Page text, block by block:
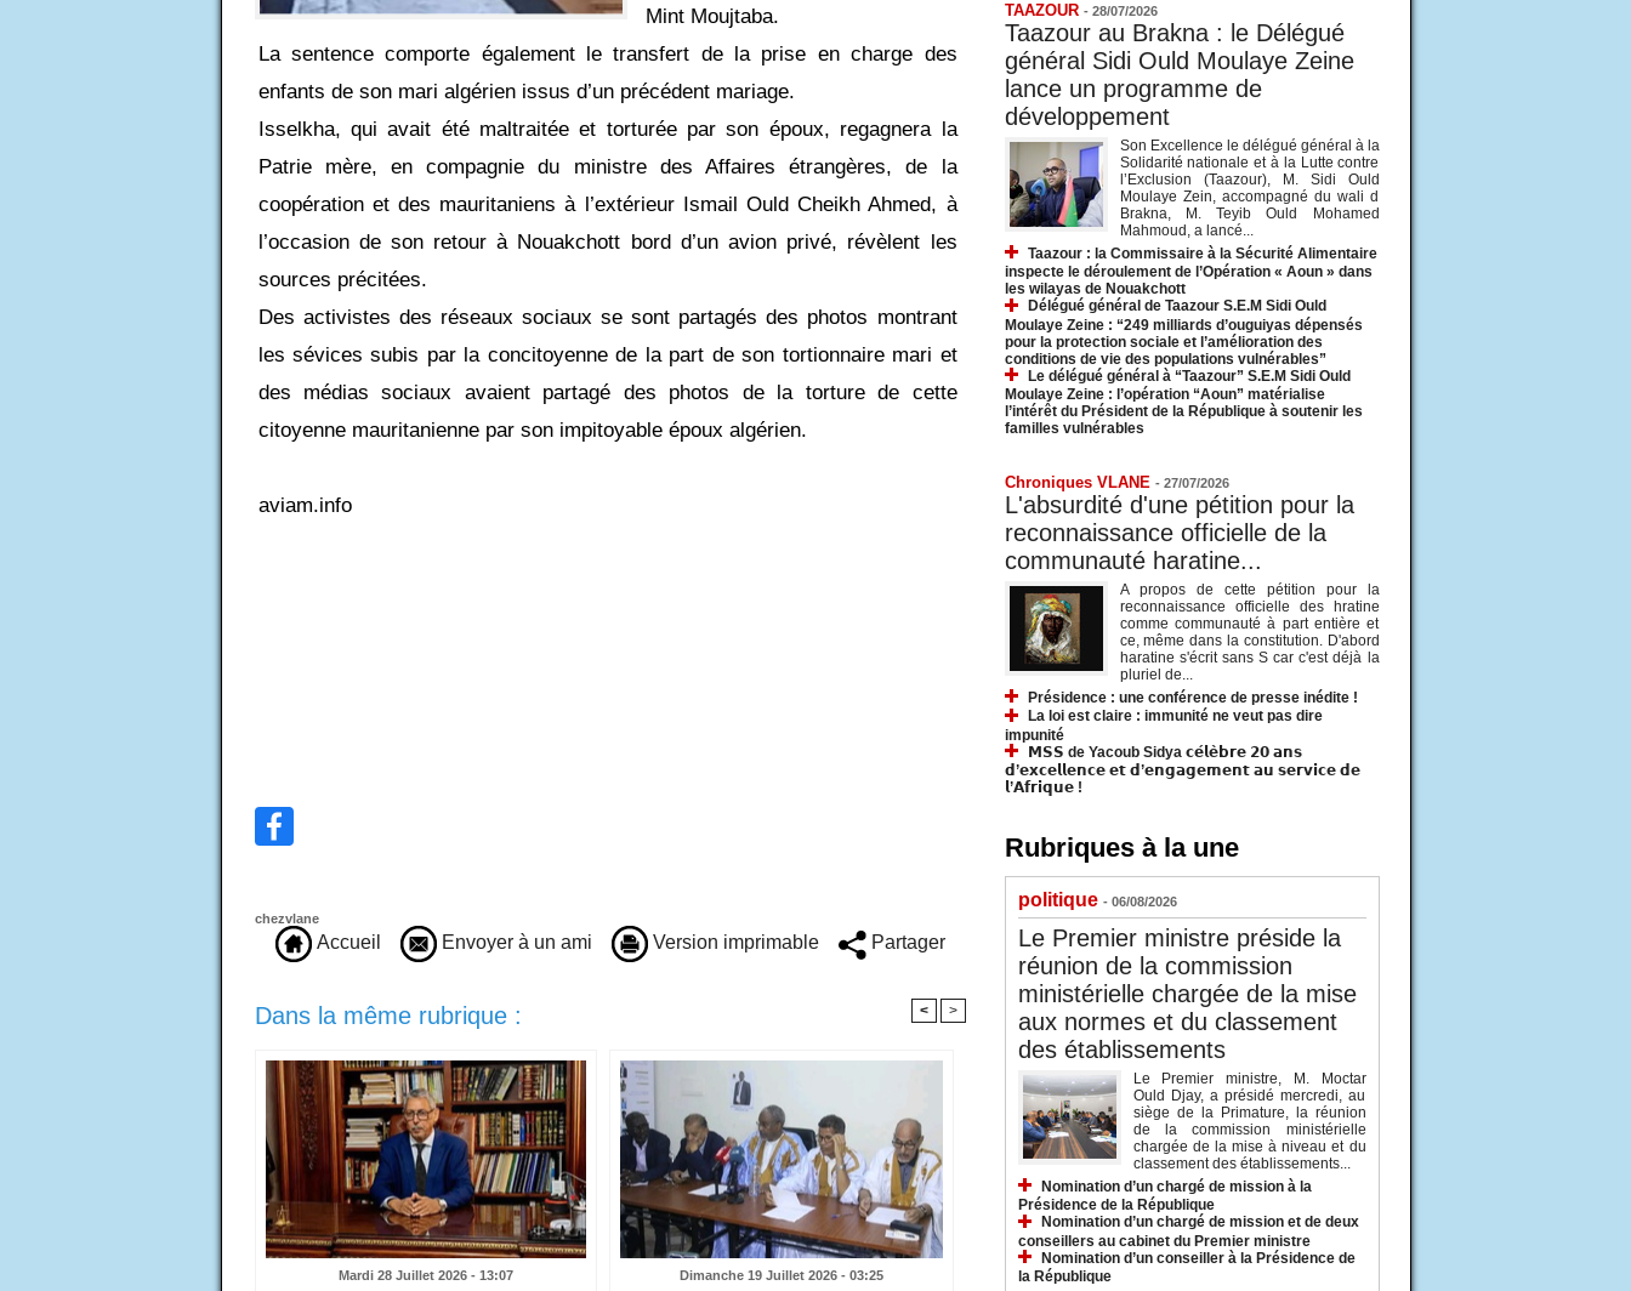
Mint Moujtaba.
La sentence comporte également le transfert de la prise en charge des
enfants de son mari algérien issus d’un précédent mariage.
Isselkha, qui avait été maltraitée et torturée par son époux, regagnera la
Patrie mère, en compagnie du ministre des Affaires étrangères, de la
coopération et des mauritaniens à l’extérieur Ismail Ould Cheikh Ahmed, à
l’occasion de son retour à Nouakchott bord d’un avion privé, révèlent les
sources précitées.
Des activistes des réseaux sociaux se sont partagés des photos montrant
les sévices subis par la concitoyenne de la part de son tortionnaire mari et
des médias sociaux avaient partagé des photos de la torture de cette
citoyenne mauritanienne par son impitoyable époux algérien.
aviam.info
chezvlane
Accueil Envoyer à un ami Version imprimable Partager
Dans la même rubrique : < >
Mardi 28 Juillet 2026 - 13:07 Dimanche 19 Juillet 2026 - 03:25
TAAZOUR - 28/07/2026
Taazour au Brakna : le Délégué
général Sidi Ould Moulaye Zeine
lance un programme de
développement
Son Excellence le délégué général à la
Solidarité nationale et à la Lutte contre
l’Exclusion (Taazour), M. Sidi Ould
Moulaye Zein, accompagné du wali d
Brakna, M. Teyib Ould Mohamed
Mahmoud, a lancé...
Taazour : la Commissaire à la Sécurité Alimentaire
inspecte le déroulement de l’Opération « Aoun » dans
les wilayas de Nouakchott
Délégué général de Taazour S.E.M Sidi Ould
Moulaye Zeine : “249 milliards d’ouguiyas dépensés
pour la protection sociale et l’amélioration des
conditions de vie des populations vulnérables”
Le délégué général à “Taazour” S.E.M Sidi Ould
Moulaye Zeine : l’opération “Aoun” matérialise
l’intérêt du Président de la République à soutenir les
familles vulnérables
Chroniques VLANE - 27/07/2026
L'absurdité d'une pétition pour la
reconnaissance officielle de la
communauté haratine...
A propos de cette pétition pour la
reconnaissance officielle des hratine
comme communauté à part entière et
ce, même dans la constitution. D'abord
haratine s'écrit sans S car c'est déjà la
pluriel de...
Présidence : une conférence de presse inédite !
La loi est claire : immunité ne veut pas dire
impunité
𝗠𝗦𝗦 de Yacoub Sidya 𝗰𝗲́𝗹𝗲̀𝗯𝗿𝗲 𝟮𝟬 𝗮𝗻𝘀
𝗱’𝗲𝘅𝗰𝗲𝗹𝗹𝗲𝗻𝗰𝗲 𝗲𝘁 𝗱’𝗲𝗻𝗴𝗮𝗴𝗲𝗺𝗲𝗻𝘁 𝗮𝘂 𝘀𝗲𝗿𝘃𝗶𝗰𝗲 𝗱𝗲
𝗹’𝗔𝗳𝗿𝗶𝗾𝘂𝗲 !
Rubriques à la une
politique - 06/08/2026
Le Premier ministre préside la
réunion de la commission
ministérielle chargée de la mise
aux normes et du classement
des établissements
Le Premier ministre, M. Moctar
Ould Djay, a présidé mercredi, au
siège de la Primature, la réunion
de la commission ministérielle
chargée de la mise à niveau et du
classement des établissements...
Nomination d’un chargé de mission à la
Présidence de la République
Nomination d’un chargé de mission et de deux
conseillers au cabinet du Premier ministre
Nomination d’un conseiller à la Présidence de
la République